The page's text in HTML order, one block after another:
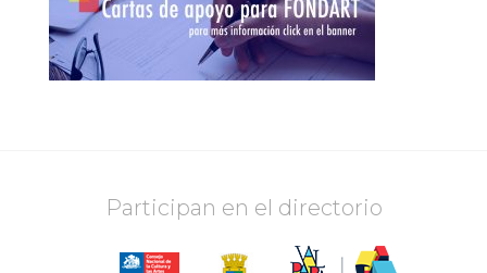
Participan en el directorio